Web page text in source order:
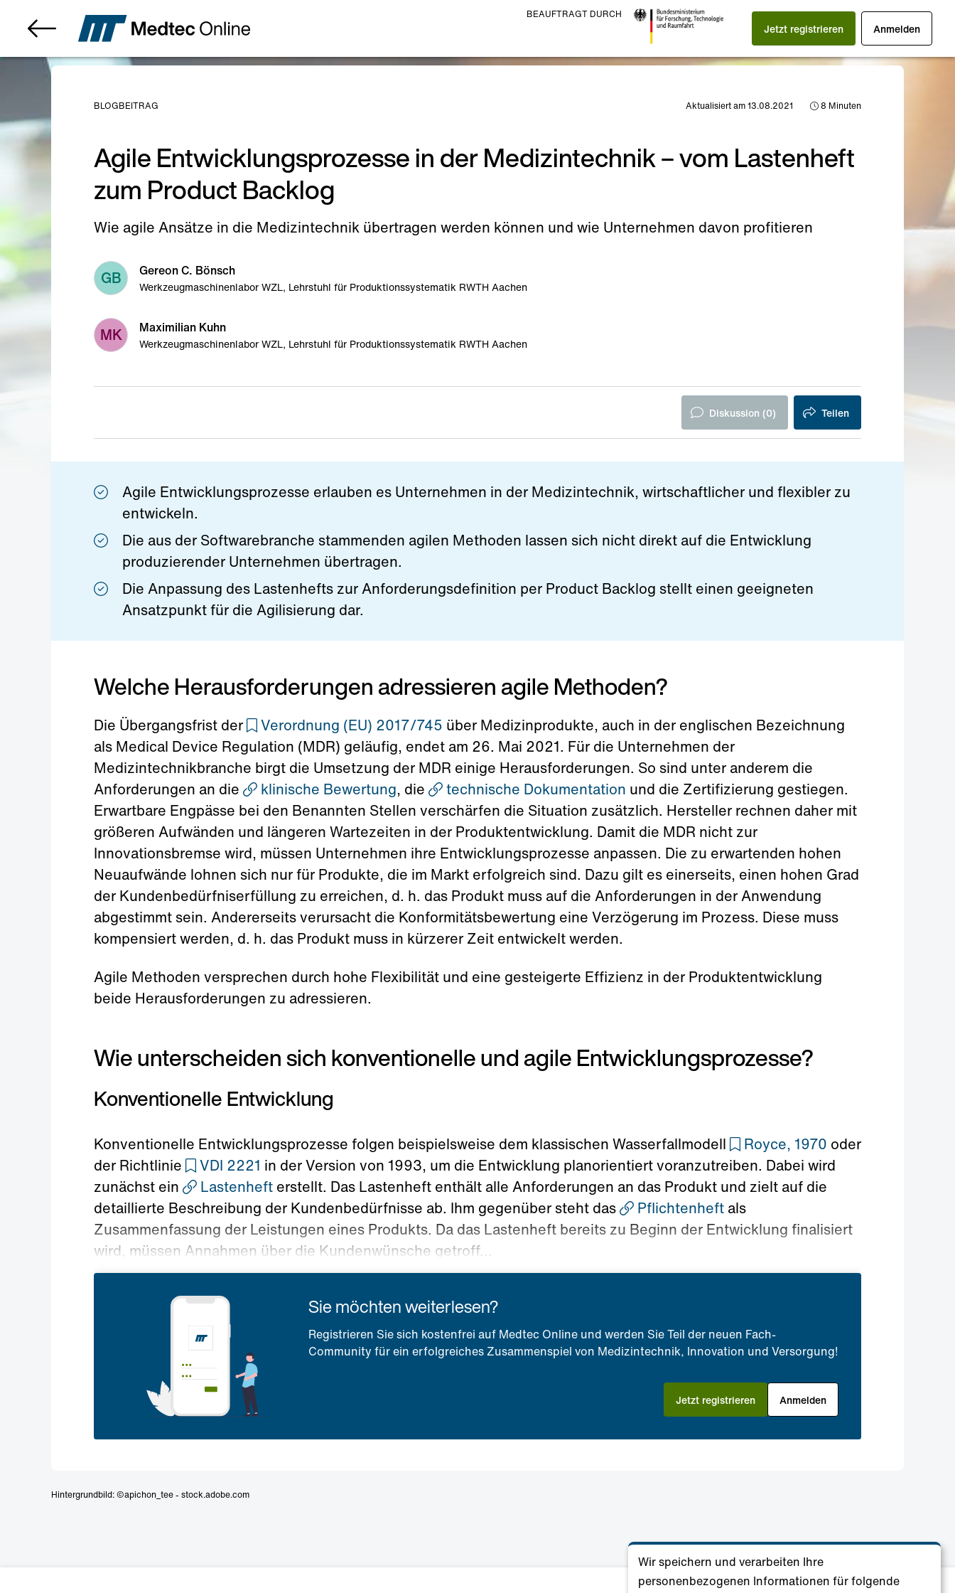
BEAUFTRAGT DURCH
Jetzt registrieren Anmelden
BLOGBEITRAG Aktualisiert am 13.08.2021 8 Minuten
Agile Entwicklungsprozesse in der Medizintechnik – vom Lastenheft
zum Product Backlog
Wie agile Ansätze in die Medizintechnik übertragen werden können und wie Unternehmen davon profitieren
GB Gereon C. Bönsch
Werkzeugmaschinenlabor WZL, Lehrstuhl für Produktionssystematik RWTH Aachen
MK Maximilian Kuhn
Werkzeugmaschinenlabor WZL, Lehrstuhl für Produktionssystematik RWTH Aachen
Diskussion (0) Teilen
Agile Entwicklungsprozesse erlauben es Unternehmen in der Medizintechnik, wirtschaftlicher und flexibler zu
entwickeln.
Die aus der Softwarebranche stammenden agilen Methoden lassen sich nicht direkt auf die Entwicklung
produzierender Unternehmen übertragen.
Die Anpassung des Lastenhefts zur Anforderungsdefinition per Product Backlog stellt einen geeigneten
Ansatzpunkt für die Agilisierung dar.
Welche Herausforderungen adressieren agile Methoden?
Die Übergangsfrist der Verordnung (EU) 2017/745 über Medizinprodukte, auch in der englischen Bezeichnung
als Medical Device Regulation (MDR) geläufig, endet am 26. Mai 2021. Für die Unternehmen der
Medizintechnikbranche birgt die Umsetzung der MDR einige Herausforderungen. So sind unter anderem die
Anforderungen an die
klinische Bewertung, die technische Dokumentation und die Zertifizierung gestiegen.
Erwartbare Engpässe bei den Benannten Stellen verschärfen die Situation zusätzlich. Hersteller rechnen daher mit
größeren Aufwänden und längeren Wartezeiten in der Produktentwicklung. Damit die MDR nicht zur
Innovationsbremse wird, müssen Unternehmen ihre Entwicklungsprozesse anpassen. Die zu erwartenden hohen
Neuaufwände lohnen sich nur für Produkte, die im Markt erfolgreich sind. Dazu gilt es einerseits, einen hohen Grad
der Kundenbedürfniserfüllung zu erreichen, d. h. das Produkt muss auf die Anforderungen in der Anwendung
abgestimmt sein. Andererseits verursacht die Konformitätsbewertung eine Verzögerung im Prozess. Diese muss
kompensiert werden, d. h. das Produkt muss in kürzerer Zeit entwickelt werden.
Agile Methoden versprechen durch hohe Flexibilität und eine gesteigerte Effizienz in der Produktentwicklung
beide Herausforderungen zu adressieren.
Wie unterscheiden sich konventionelle und agile Entwicklungsprozesse?
Konventionelle Entwicklung
Konventionelle Entwicklungsprozesse folgen beispielsweise dem klassischen Wasserfallmodell Royce, 1970 oder
der Richtlinie
VDI 2221 in der Version von 1993, um die Entwicklung planorientiert voranzutreiben. Dabei wird
zunächst ein
Lastenheft erstellt. Das Lastenheft enthält alle Anforderungen an das Produkt und zielt auf die
detaillierte Beschreibung der Kundenbedürfnisse ab. Ihm gegenüber steht das
Pflichtenheft als
Zusammenfassung der Leistungen eines Produkts. Da das Lastenheft bereits zu Beginn der Entwicklung finalisiert
wird, müssen Annahmen über die Kundenwünsche getroff...
Sie möchten weiterlesen?
Registrieren Sie sich kostenfrei auf Medtec Online und werden Sie Teil der neuen Fach-
Community für ein erfolgreiches Zusammenspiel von Medizintechnik, Innovation und Versorgung!
Jetzt registrieren Anmelden
Hintergrundbild: ©apichon_tee - stock.adobe.com
Wir speichern und verarbeiten Ihre
personenbezogenen Informationen für folgende